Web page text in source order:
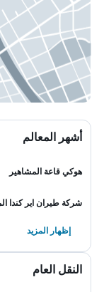
أشهر المعالم
هوكي قاعة المشاهير
شركة طيران اير كندا
إظهار المزيد
النقل العام